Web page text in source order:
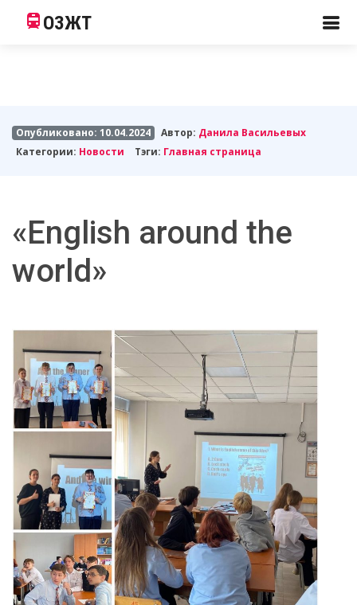
ОЗЖТ
Опубликовано: 10.04.2024 Автор: Данила Васильевых
Категории: Новости Тэги: Главная страница
«English around the
world»